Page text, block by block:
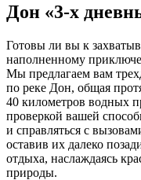
Дон «3-х
Готовы ли вы к
наполненному
Мы предлагаем вам
по реке Дон, общая
40 километров водных
проверкой вашей
и справляться с
оставив их далеко
отдыха, наслаждаясь
природы.